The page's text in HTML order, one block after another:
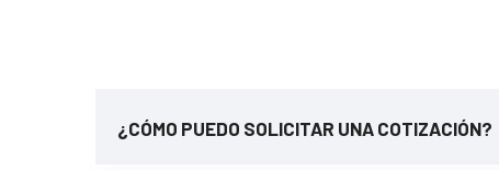
¿CÓMO PUEDO SOLICITAR UNA COTIZACIÓN?